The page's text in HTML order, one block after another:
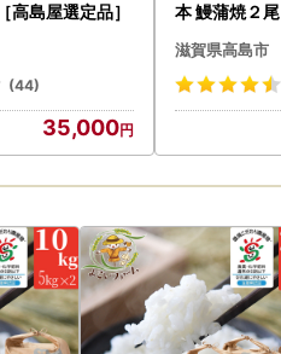
町一丁目３番２８
さと納税ワンストップ受付センタ
8130
さい】
た個人情報は、寄付金の受付及び
。
れている方には返礼を行いません
い合わせ対応について
月4日までは休業日のためお問い合
きをお願いいたします。
高島屋選定品］
(44)
35,000
本 鰻蒲焼２
滋賀県高島市